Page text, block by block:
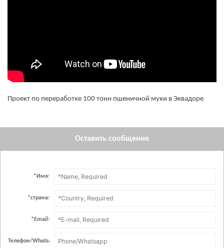
Проект по переработке 100 тонн пшеничной муки в Эквадоре
Оставить сообщение
* Имя:
*страна:
* Email:
Телефон/Whatsapp：